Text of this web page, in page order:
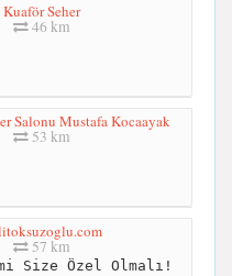
Kuaför Seher
46 km
Salonu Mustafa Kocaayak
53 km
57 km
Size Özel Olmalı!